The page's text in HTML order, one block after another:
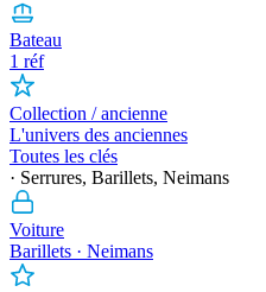
Bateau
1 réf
Collection / ancienne
L'univers des anciennes
Toutes les clés
· Serrures, Barillets, Neimans
Voiture
Barillets · Neimans